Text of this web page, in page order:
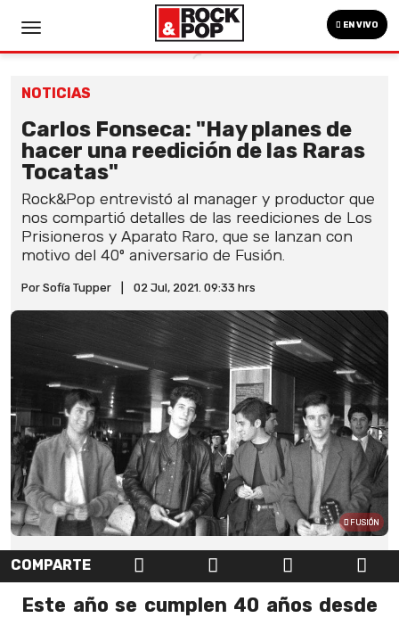
EN VIVO
NOTICIAS
Carlos Fonseca: "Hay planes de
hacer una reedición de las Raras
Tocatas"
Rock&Pop entrevistó al manager y productor que
nos compartió detalles de las reediciones de Los
Prisioneros y Aparato Raro, que se lanzan con
motivo del 40º aniversario de Fusión.
Por Sofía Tupper 02 Jul, 2021. 09:33 hrs
FUSIÓN
COMPARTE
Este año se cumplen 40 años desde